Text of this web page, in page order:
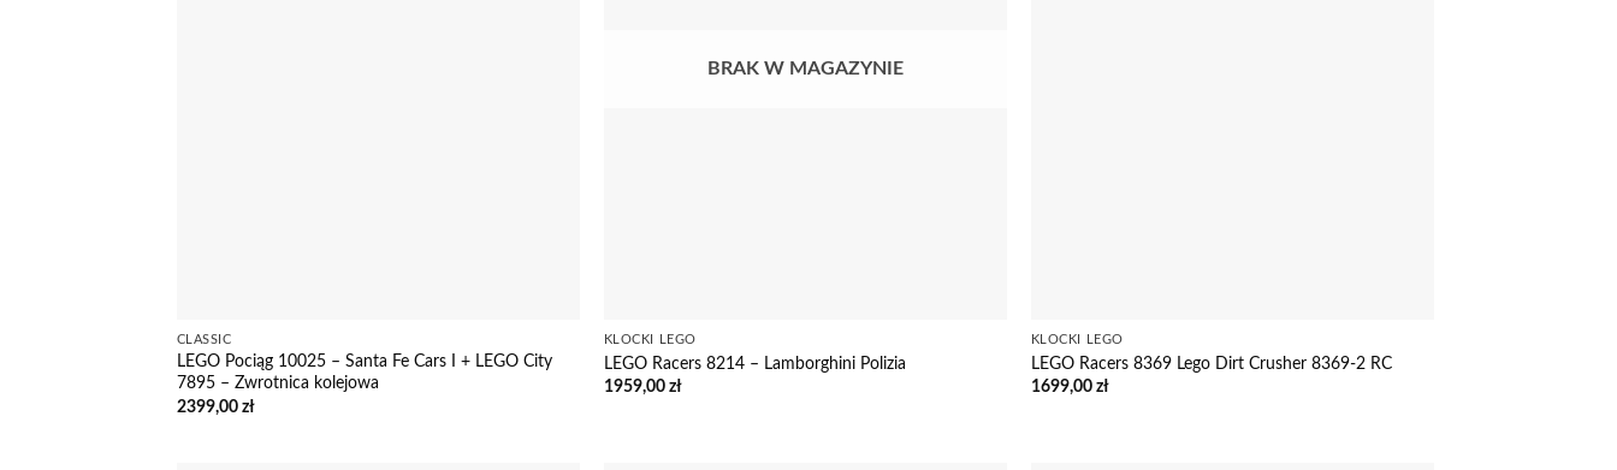
CLASSIC
LEGO Pociąg 10025 – Santa Fe Cars I + LEGO City
7895 – Zwrotnica kolejowa
2399,00 zł
BRAK W MAGAZYNIE
KLOCKI LEGO
LEGO Racers 8214 – Lamborghini Polizia
1959,00 zł
KLOCKI LEGO
LEGO Racers 8369 Lego Dirt Crusher 8369-2 RC
1699,00 zł